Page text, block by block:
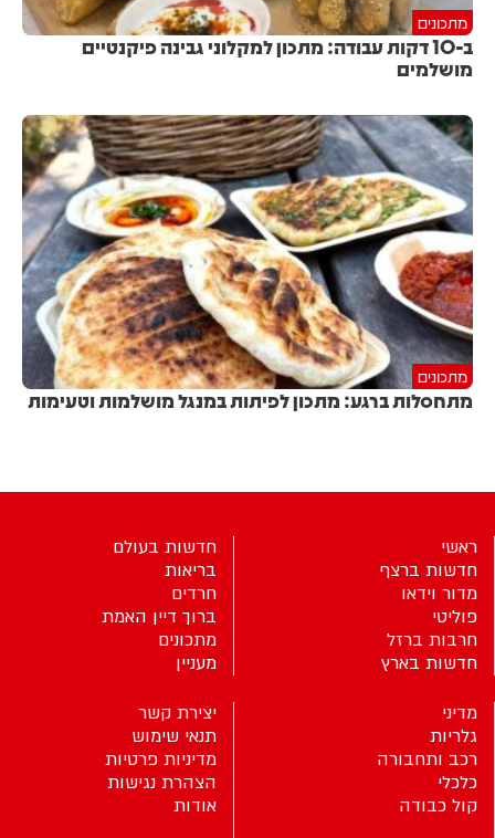
מתכונים
ב-10 דקות עבודה: מתכון למקלוני גבינה פיקנטיים
מושלמים
מתכונים
מתחסלות ברגע: מתכון לפיתות במנגל מושלמות וטעימות
ראשי
חדשות ברצף
מדור וידאו
פוליטי
חרבות ברזל
חדשות בארץ
חדשות בעולם
בריאות
חרדים
ברוך דיין האמת
מתכונים
מעניין
מדיני
גלריות
רכב ותחבורה
כלכלי
קול כבודה
יצירת קשר
תנאי שימוש
מדיניות פרטיות
הצהרת נגישות
אודות